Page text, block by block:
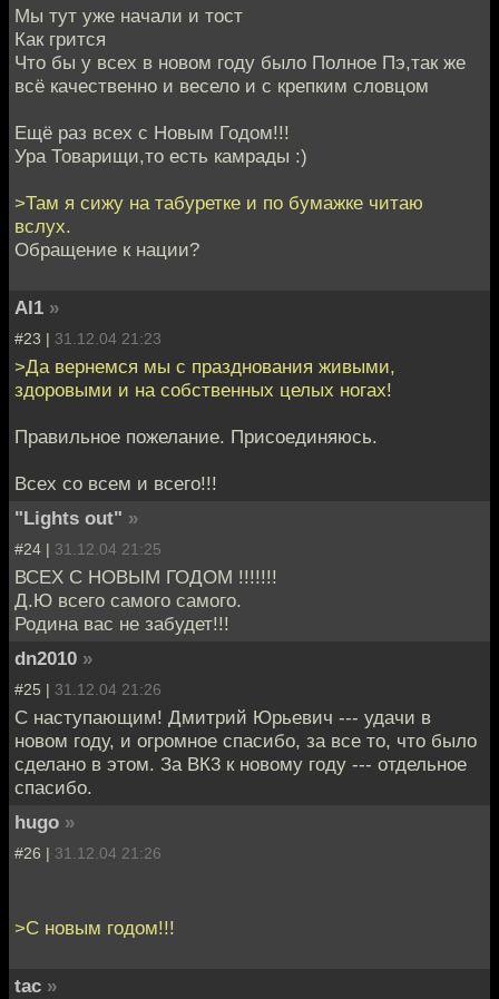
Мы тут уже начали и тост
Как грится
Что бы у всех в новом году было Полное Пэ,так же
всё качественно и весело и с крепким словцом
Ещё раз всех с Новым Годом!!!
Ура Товарищи,то есть камрады :)
>Там я сижу на табуретке и по бумажке читаю
вслух.
Обращение к нации?
Al1 »
#23 | 31.12.04 21:23
>Да вернемся мы с празднования живыми,
здоровыми и на собственных целых ногах!
Правильное пожелание. Присоединяюсь.
Всех со всем и всего!!!
"Lights out" »
#24 | 31.12.04 21:25
ВСЕХ С НОВЫМ ГОДОМ !!!!!!!
Д.Ю всего самого самого.
Родина вас не забудет!!!
dn2010 »
#25 | 31.12.04 21:26
С наступающим! Дмитрий Юрьевич --- удачи в
новом году, и огромное спасибо, за все то, что было
сделано в этом. За ВК3 к новому году --- отдельное
спасибо.
hugo »
#26 | 31.12.04 21:26
>С новым годом!!!
tac »